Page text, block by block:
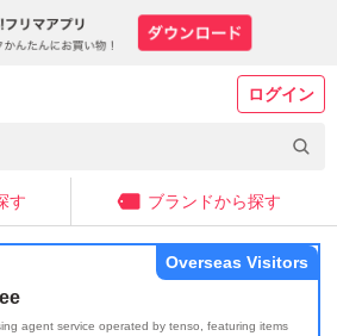
ログイン
す ブランドから探す
agent service operated by tenso, featuring items
Overseas Visitors